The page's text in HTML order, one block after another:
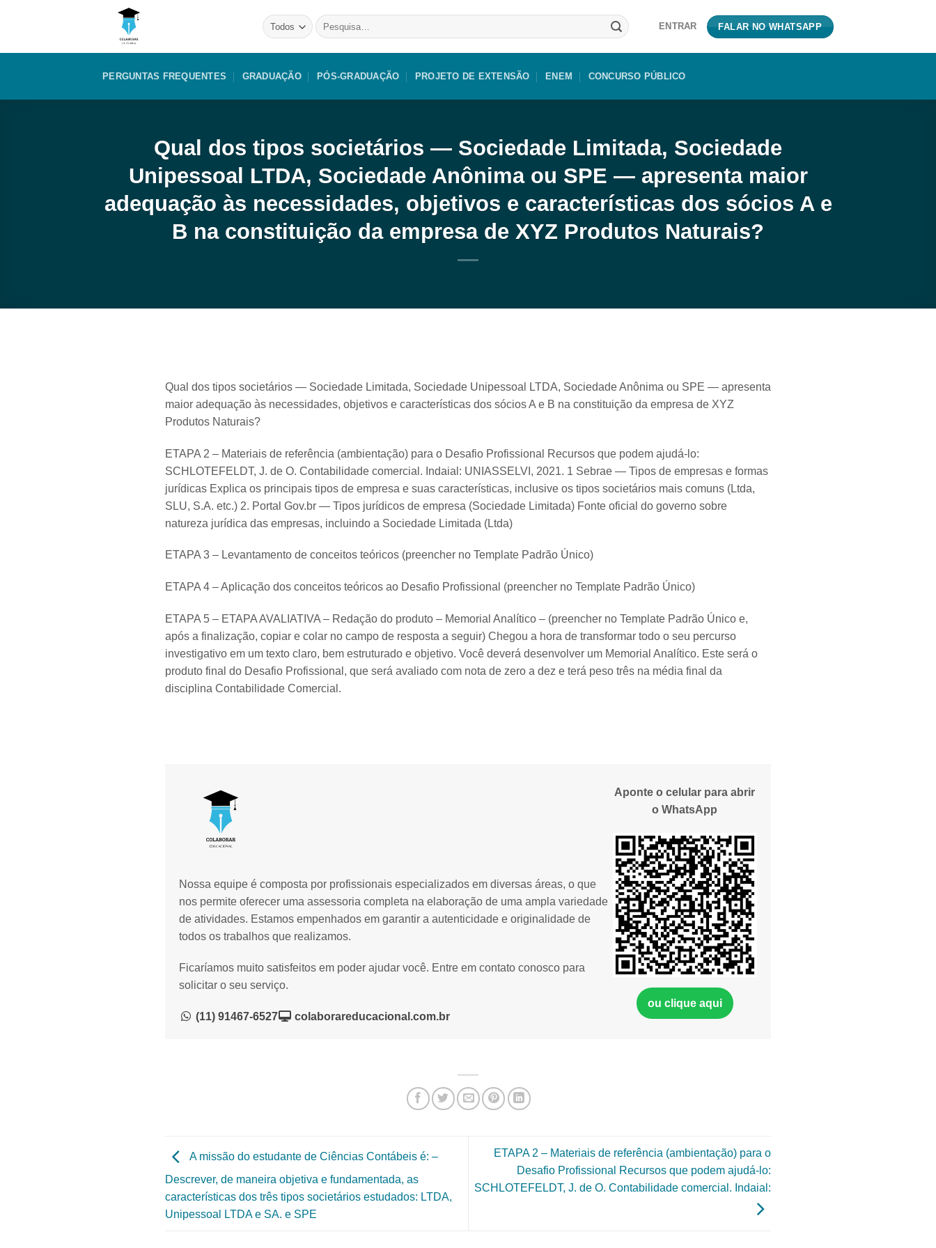
Pesquisar
por:
ENTRAR FALAR NO WHATSAPP
PERGUNTAS FREQUENTES GRADUAÇÃO PÓS-GRADUAÇÃO PROJETO DE EXTENSÃO ENEM CONCURSO PÚBLICO
Qual dos tipos societários — Sociedade Limitada, Sociedade
Unipessoal LTDA, Sociedade Anônima ou SPE — apresenta maior
adequação às necessidades, objetivos e características dos sócios A e
B na constituição da empresa de XYZ Produtos Naturais?
Qual dos tipos societários — Sociedade Limitada, Sociedade Unipessoal LTDA, Sociedade Anônima ou SPE — apresenta
maior adequação às necessidades, objetivos e características dos sócios A e B na constituição da empresa de XYZ
Produtos Naturais?
ETAPA 2 – Materiais de referência (ambientação) para o Desafio Profissional Recursos que podem ajudá-lo:
SCHLOTEFELDT, J. de O. Contabilidade comercial. Indaial: UNIASSELVI, 2021. 1 Sebrae — Tipos de empresas e formas
jurídicas Explica os principais tipos de empresa e suas características, inclusive os tipos societários mais comuns (Ltda,
SLU, S.A. etc.) 2. Portal Gov.br — Tipos jurídicos de empresa (Sociedade Limitada) Fonte oficial do governo sobre
natureza jurídica das empresas, incluindo a Sociedade Limitada (Ltda)
ETAPA 3 – Levantamento de conceitos teóricos (preencher no Template Padrão Único)
ETAPA 4 – Aplicação dos conceitos teóricos ao Desafio Profissional (preencher no Template Padrão Único)
ETAPA 5 – ETAPA AVALIATIVA – Redação do produto – Memorial Analítico – (preencher no Template Padrão Único e,
após a finalização, copiar e colar no campo de resposta a seguir) Chegou a hora de transformar todo o seu percurso
investigativo em um texto claro, bem estruturado e objetivo. Você deverá desenvolver um Memorial Analítico. Este será o
produto final do Desafio Profissional, que será avaliado com nota de zero a dez e terá peso três na média final da
disciplina Contabilidade Comercial.
Nossa equipe é composta por profissionais especializados em diversas áreas, o que
nos permite oferecer uma assessoria completa na elaboração de uma ampla variedade
de atividades. Estamos empenhados em garantir a autenticidade e originalidade de
todos os trabalhos que realizamos.
Ficaríamos muito satisfeitos em poder ajudar você. Entre em contato conosco para
solicitar o seu serviço.
(11) 91467-6527 colaborareducacional.com.br
Aponte o celular para abrir
o WhatsApp
ou clique aqui
A missão do estudante de Ciências Contábeis é: –
Descrever, de maneira objetiva e fundamentada, as
características dos três tipos societários estudados: LTDA,
Unipessoal LTDA e SA. e SPE
ETAPA 2 – Materiais de referência (ambientação) para o
Desafio Profissional Recursos que podem ajudá-lo:
SCHLOTEFELDT, J. de O. Contabilidade comercial. Indaial: